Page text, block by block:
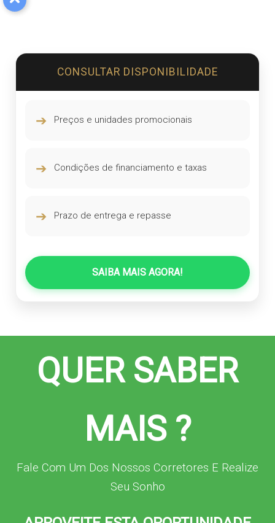
CONSULTAR DISPONIBILIDADE
➔ Preços e unidades promocionais
➔ Condições de financiamento e taxas
➔ Prazo de entrega e repasse
SAIBA MAIS AGORA!
QUER SABER
MAIS ?
Fale Com Um Dos Nossos Corretores E Realize
Seu Sonho